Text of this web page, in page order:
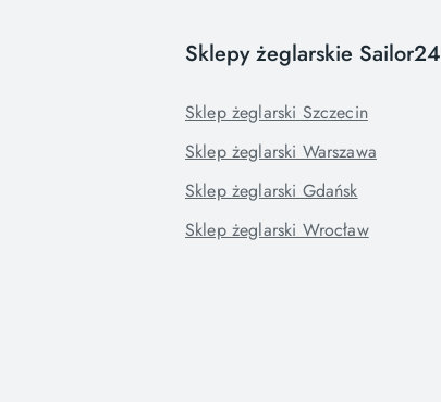
Sklepy żeglarskie Sailor24
Sklep żeglarski Szczecin
Sklep żeglarski Warszawa
Sklep żeglarski Gdańsk
Sklep żeglarski Wrocław